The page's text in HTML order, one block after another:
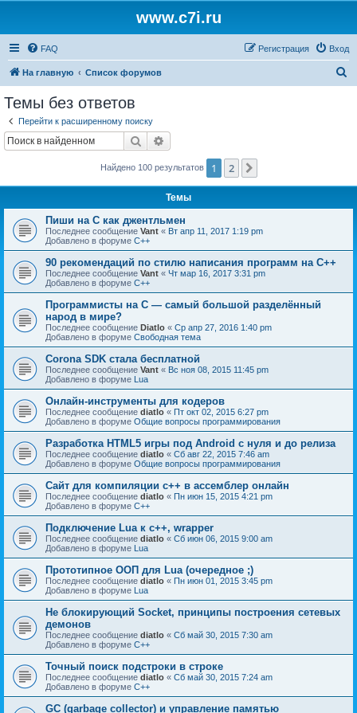
www.c7i.ru
FAQ Вход
Регистрация
На главную Список форумов
Темы без ответов
Перейти к расширенному поиску
Поиск
Найдено 100 результатов 1 2
Темы
Пиши на C как джентльмен
Последнее сообщение Vant « Вт апр 11, 2017 1:19 pm
Добавлено в форуме C++
90 рекомендаций по стилю написания программ на C++
Последнее сообщение Vant « Чт мар 16, 2017 3:31 pm
Добавлено в форуме C++
Программисты на C — самый большой разделённый
народ в мире?
Последнее сообщение Diatlo « Ср апр 27, 2016 1:40 pm
Добавлено в форуме Свободная тема
Corona SDK стала бесплатной
Последнее сообщение Vant « Вс ноя 08, 2015 11:45 pm
Добавлено в форуме Lua
Онлайн-инструменты для кодеров
Последнее сообщение diatlo « Пт окт 02, 2015 6:27 pm
Добавлено в форуме Общие вопросы программирования
Разработка HTML5 игры под Android с нуля и до релиза
Последнее сообщение diatlo « Сб авг 22, 2015 7:46 am
Добавлено в форуме Общие вопросы программирования
Сайт для компиляции c++ в ассемблер онлайн
Последнее сообщение diatlo « Пн июн 15, 2015 4:21 pm
Добавлено в форуме C++
Подключение Lua к c++, wrapper
Последнее сообщение diatlo « Сб июн 06, 2015 9:00 am
Добавлено в форуме Lua
Прототипное ООП для Lua (очередное ;)
Последнее сообщение diatlo « Пн июн 01, 2015 3:45 pm
Добавлено в форуме Lua
Не блокирующий Socket, принципы построения сетевых
демонов
Последнее сообщение diatlo « Сб май 30, 2015 7:30 am
Добавлено в форуме C++
Точный поиск подстроки в строке
Последнее сообщение diatlo « Сб май 30, 2015 7:24 am
Добавлено в форуме C++
GC (garbage collector) и управление памятью